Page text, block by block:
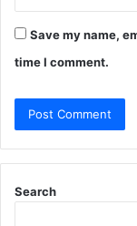
Save my name,
time I comment.
Search